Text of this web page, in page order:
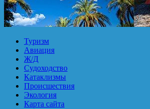
Туризм
Авиация
Ж/Д
Судоходство
Катаклизмы
Происшествия
Экология
Карта сайта